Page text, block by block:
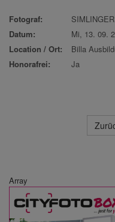
Fotograf:
Datum:
Mi, 13. 09.
Location / Ort:
Billa
Honorafrei:
Ja
Array